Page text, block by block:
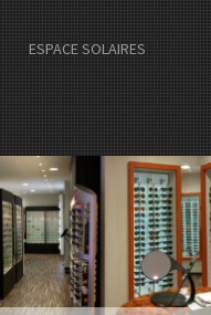
ESPACE SOLAIRES